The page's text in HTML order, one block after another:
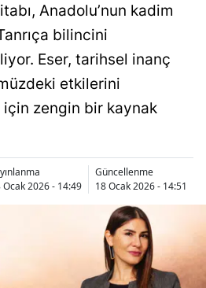
Anadolu’nun kadim
bilincini
Eser, tarihsel inanç
etkilerini
zengin bir kaynak
Ocak 2026 - 14:49
Güncellenme
18 Ocak 2026 - 14:51